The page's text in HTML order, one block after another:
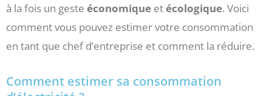
à la fois un geste économique etécologique. Voici
comment vous pouvez estimer votre consommation
en tant que chef d’entreprise et comment la réduire.
Comment estimer sa consommation